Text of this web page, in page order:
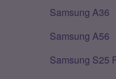
Samsung A36
Samsung A56
Samsung S25